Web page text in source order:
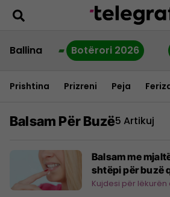
Ballina Botërori 2026
Prishtina Prizreni Peja
Balsam Për Buzë5 Artikuj
Balsam me
shtëpi për buzë
Kujdesi për lëkurën